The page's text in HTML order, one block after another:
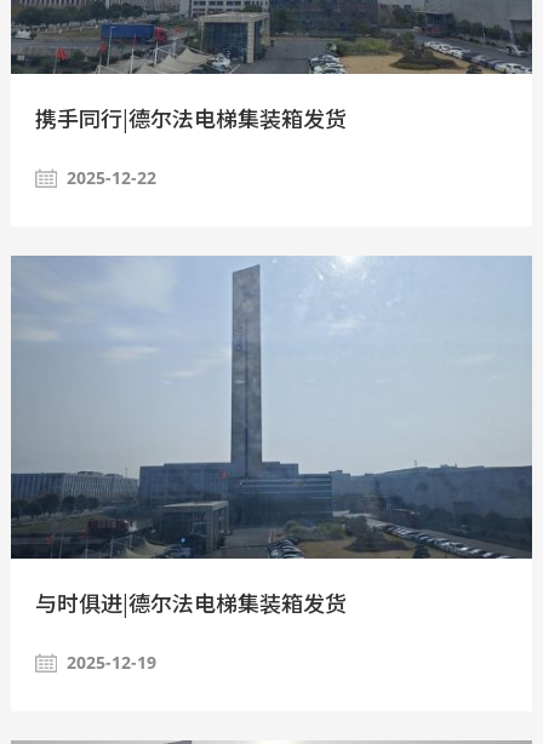
携手同行|德尔法电梯集装箱发货
2025-12-22
与时俱进|德尔法电梯集装箱发货
2025-12-19